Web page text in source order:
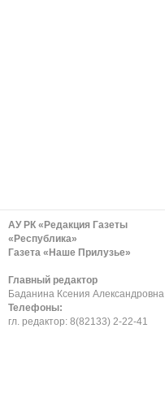
АУ РК «Редакция Газеты
«Республика»
Газета «Наше Прилузье»
Главный редактор
Баданина Ксения Александровна
Телефоны:
гл. редактор: 8(82133) 2-22-41